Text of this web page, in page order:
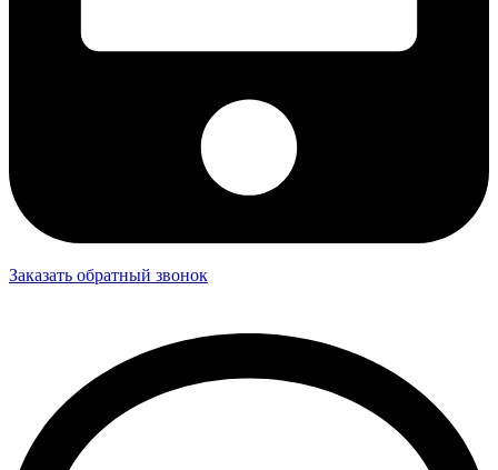
Заказать обратный звонок